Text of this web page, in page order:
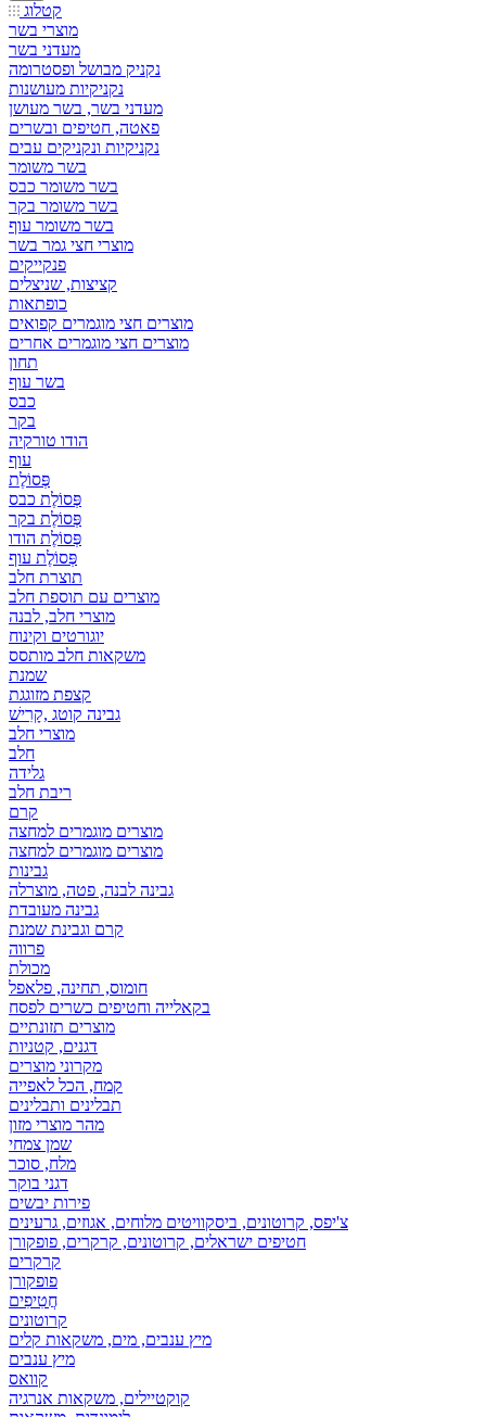
קטלוג
מוצרי בשר
מעדני בשר
נקניק מבושל ופסטרומה
נקניקיות מעושנות
מעדני בשר, בשר מעושן
פאטה, חטיפים ובשרים
נקניקיות ונקניקים עבים
בשר משומר
בשר משומר כבס
בשר משומר בקר
בשר משומר עוף
מוצרי חצי גמר בשר
פנקייקים
קציצות, שניצלים
כופתאות
מוצרים חצי מוגמרים קפואים
מוצרים חצי מוגמרים אחרים
תחון
בשר עוף
כבס
בקר
הודו טורקיה
עוף
פְּסוֹלֶת
פְּסוֹלֶת כבס
פְּסוֹלֶת בקר
פְּסוֹלֶת הודו
פְּסוֹלֶת עוף
תוצרת חלב
מוצרים עם תוספת חלב
מוצרי חלב, לבנה
יוגורטים וקינוח
משקאות חלב מותסס
שמנת
קצפת מזוגגת
גבינה קוטג ,קָרִישׁ
מוצרי חלב
חלב
גלידה
ריבת חלב
קרם
מוצרים מוגמרים למחצה
מוצרים מוגמרים למחצה
גבינות
גבינה לבנה, פטה, מוצרלה
גבינה מעובדת
קרם וגבינת שמנת
פרווה
מכולת
חומוס, תחינה, פלאפל
בקאלייה וחטיפים כשרים לפסח
מוצרים תזונתיים
דגנים, קטניות
מקרוני מוצרים
קמח, הכל לאפייה
תבלינים ותבלינים
מהר מוצרי מזון
שמן צמחי
מלח, סוכר
דגני בוקר
פירות יבשים
צ'יפס, קרוטונים, ביסקוויטים מלוחים, אגוזים, גרעינים
חטיפים ישראלים, קרוטונים, קרקרים, פופקורן
קרקרים
פופקורן
חֲטִיפִים
קרוטונים
מיץ ענבים, מים, משקאות קלים
מיץ ענבים
קוואס
קוקטיילים, משקאות אנרגיה